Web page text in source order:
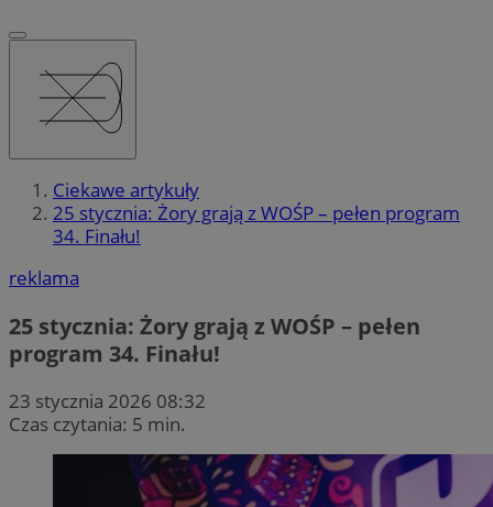
Ciekawe artykuły
25 stycznia: Żory grają z WOŚP – pełen program
34. Finału!
reklama
25 stycznia: Żory grają z WOŚP – pełen
program 34. Finału!
23 stycznia 2026 08:32
Czas czytania: 5 min.